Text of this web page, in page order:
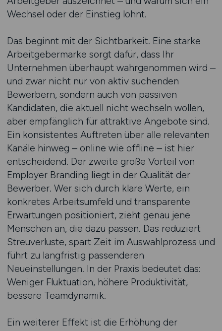
Wechsel oder der Einstieg lohnt.
Das beginnt mit der Sichtbarkeit. Eine starke
Arbeitgebermarke sorgt dafür, dass Ihr
Unternehmen überhaupt wahrgenommen wird –
und zwar nicht nur von aktiv suchenden
Bewerbern, sondern auch von passiven
Kandidaten, die aktuell nicht wechseln wollen,
aber empfänglich für attraktive Angebote sind.
Ein konsistentes Auftreten über alle relevanten
Kanäle hinweg – online wie offline – ist hier
entscheidend. Der zweite große Vorteil von
Employer Branding liegt in der Qualität der
Bewerber. Wer sich durch klare Werte, ein
konkretes Arbeitsumfeld und transparente
Erwartungen positioniert, zieht genau jene
Menschen an, die dazu passen. Das reduziert
Streuverluste, spart Zeit im Auswahlprozess und
führt zu langfristig passenderen
Neueinstellungen. In der Praxis bedeutet das:
Weniger Fluktuation, höhere Produktivität,
bessere Teamdynamik.
Ein weiterer Effekt ist die Erhöhung der